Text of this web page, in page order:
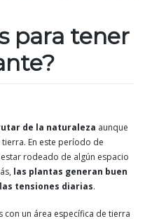
para tener
de la naturaleza aunque
En este período de
rodeado de algún espacio
las plantas generan buen
tensiones diarias.
con un área específica de tierra